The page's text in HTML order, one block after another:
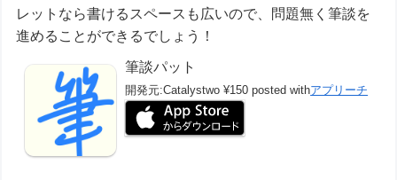
レットなら書けるスペースも広いので、問題無く筆談を
進めることができるでしょう！
筆談パット
開発元:Catalystwo ¥150 posted withアプリーチ